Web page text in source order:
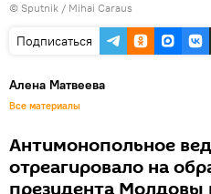
© Sputnik / Mihai Caraus
Подписаться
Алена Матвеева
Все материалы
Антимонопольное
отреагировало на